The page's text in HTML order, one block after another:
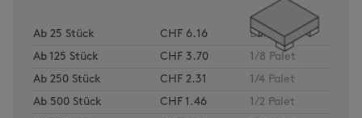
Ab 25 Stück CHF 6.16
Bund
Ab 125 Stück CHF 3.70
1/8 Palet
Ab 250 Stück CHF 2.31
1/4 Palet
Ab 500 Stück CHF 1.46
1/2 Palet